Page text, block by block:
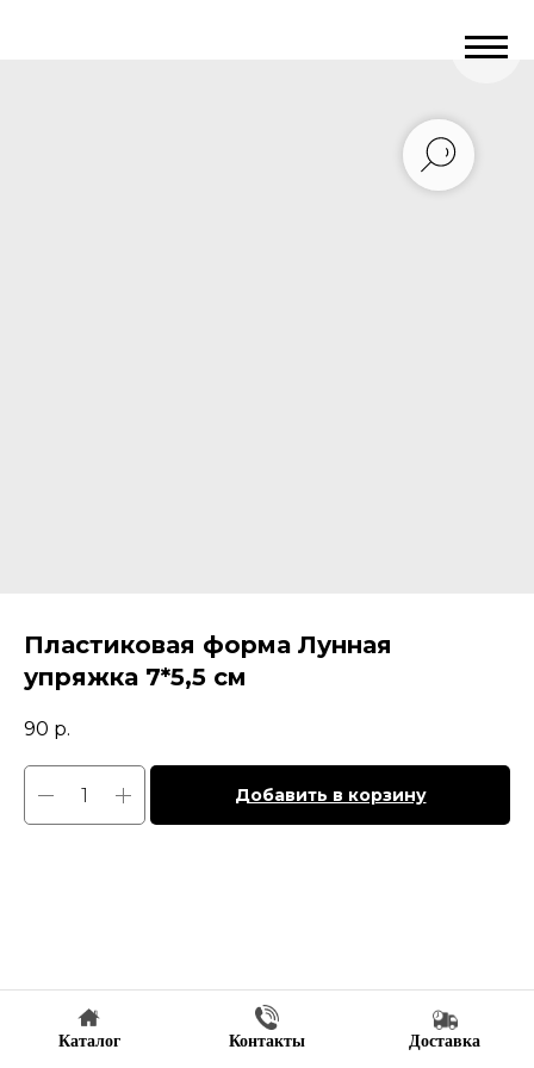
Пластиковая форма Лунная
упряжка 7*5,5 см
90 р.
Добавить в корзину
Каталог Контакты Доставка